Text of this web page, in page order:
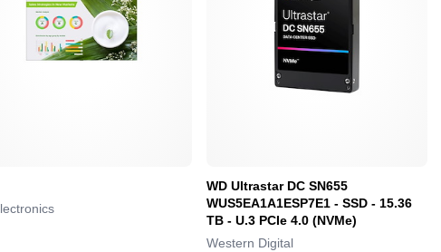
WD Ultrastar DC SN655
WUS5EA1A1ESP7E1 - SSD - 15.36
TB - U.3 PCIe 4.0 (NVMe)
Western Digital